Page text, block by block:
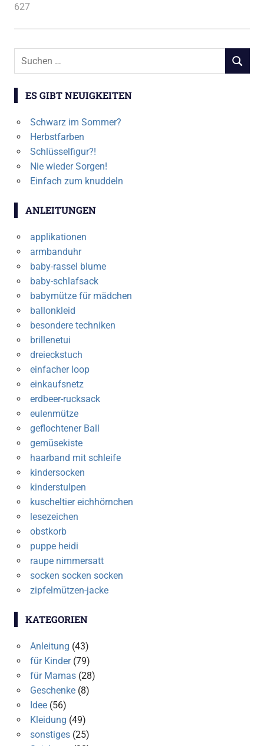
627
Suchen
SUCHEN
ES GIBT NEUIGKEITEN
Schwarz im Sommer?
Herbstfarben
Schlüsselfigur?!
Nie wieder Sorgen!
Einfach zum knuddeln
ANLEITUNGEN
applikationen
armbanduhr
baby-rassel blume
baby-schlafsack
babymütze für mädchen
ballonkleid
besondere techniken
brillenetui
dreieckstuch
einfacher loop
einkaufsnetz
erdbeer-rucksack
eulenmütze
geflochtener Ball
gemüsekiste
haarband mit schleife
kindersocken
kinderstulpen
kuscheltier eichhörnchen
lesezeichen
obstkorb
puppe heidi
raupe nimmersatt
socken socken socken
zipfelmützen-jacke
KATEGORIEN
Anleitung (43)
für Kinder(79)
für Mamas(28)
Geschenke(8)
Idee(56)
Kleidung (49)
sonstiges(25)